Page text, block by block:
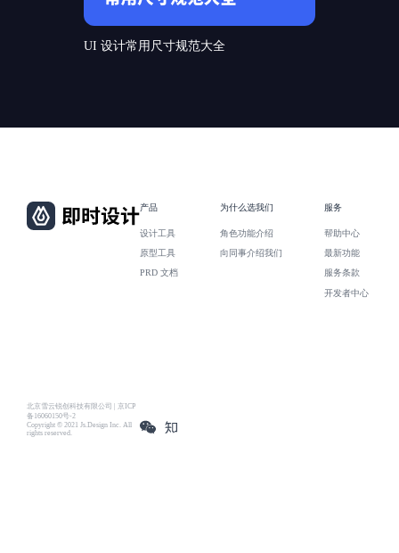
UI 设计常用尺寸规范大全
北京雪云锐创科技有限公司 | 京ICP
备16060150号-2
Copyright © 2021 Js.Design Inc. All
rights reserved.
产品
设计工具
原型工具
PRD 文档
为什么选我们
角色功能介绍
向同事介绍我们
服务
帮助中心
最新功能
服务条款
开发者中心